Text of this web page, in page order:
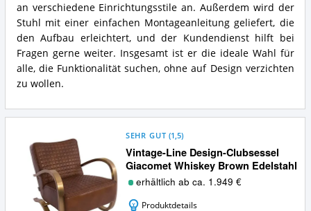
an verschiedene Einrichtungsstile an. Außerdem wird der
Stuhl mit einer einfachen Montageanleitung geliefert, die
den Aufbau erleichtert, und der Kundendienst hilft bei
Fragen gerne weiter. Insgesamt ist er die ideale Wahl für
alle, die Funktionalität suchen, ohne auf Design verzichten
zu wollen.
Vintage-Line Design-Clubsessel
Giacomet Whiskey Brown Edelstahl
SEHR GUT (1,5)
erhältlich ab ca. 1.949 €
Produktdetails